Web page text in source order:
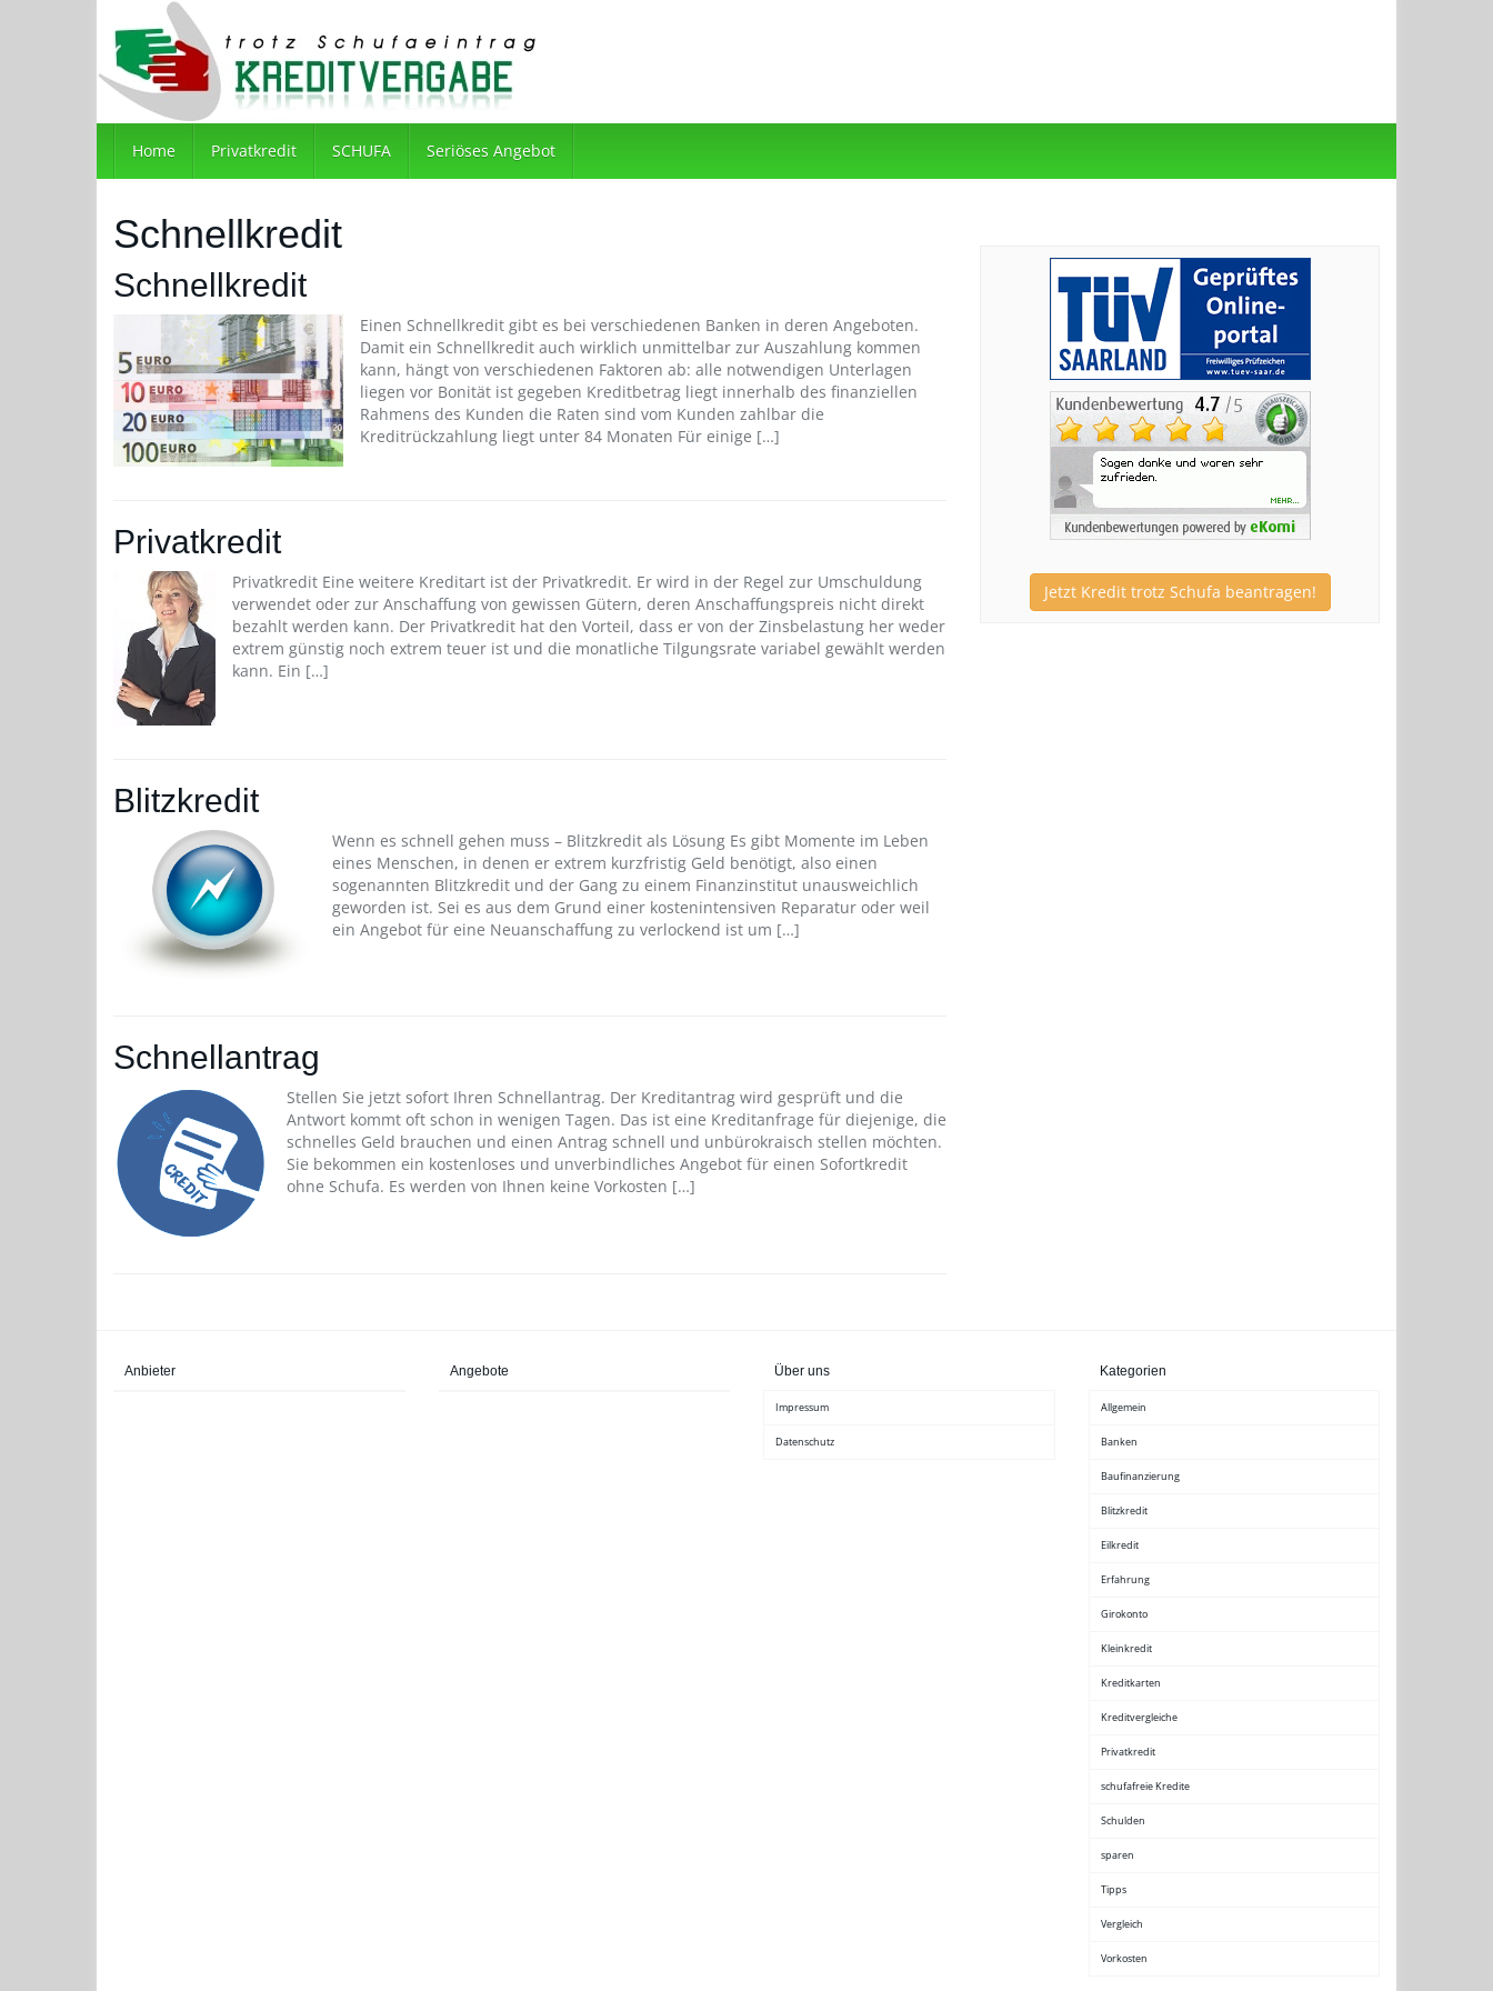
Home Privatkredit SCHUFA Seriöses Angebot
Schnellkredit
Schnellkredit
Einen Schnellkredit gibt es bei verschiedenen Banken in deren Angeboten.
Damit ein Schnellkredit auch wirklich unmittelbar zur Auszahlung kommen
kann, hängt von verschiedenen Faktoren ab: alle notwendigen Unterlagen
liegen vor Bonität ist gegeben Kreditbetrag liegt innerhalb des finanziellen
Rahmens des Kunden die Raten sind vom Kunden zahlbar die
Kreditrückzahlung liegt unter 84 Monaten Für einige […]
Privatkredit
Privatkredit Eine weitere Kreditart ist der Privatkredit. Er wird in der Regel zur Umschuldung
verwendet oder zur Anschaffung von gewissen Gütern, deren Anschaffungspreis nicht direkt
bezahlt werden kann. Der Privatkredit hat den Vorteil, dass er von der Zinsbelastung her weder
extrem günstig noch extrem teuer ist und die monatliche Tilgungsrate variabel gewählt werden
kann. Ein […]
Blitzkredit
Wenn es schnell gehen muss – Blitzkredit als Lösung Es gibt Momente im Leben
eines Menschen, in denen er extrem kurzfristig Geld benötigt, also einen
sogenannten Blitzkredit und der Gang zu einem Finanzinstitut unausweichlich
geworden ist. Sei es aus dem Grund einer kostenintensiven Reparatur oder weil
ein Angebot für eine Neuanschaffung zu verlockend ist um […]
Schnellantrag
Stellen Sie jetzt sofort Ihren Schnellantrag. Der Kreditantrag wird gesprüft und die
Antwort kommt oft schon in wenigen Tagen. Das ist eine Kreditanfrage für diejenige, die
schnelles Geld brauchen und einen Antrag schnell und unbürokraisch stellen möchten.
Sie bekommen ein kostenloses und unverbindliches Angebot für einen Sofortkredit
ohne Schufa. Es werden von Ihnen keine Vorkosten […]
Jetzt Kredit trotz Schufa beantragen!
Anbieter Angebote Über uns
Impressum
Datenschutz
Kategorien
Allgemein
Banken
Baufinanzierung
Blitzkredit
Eilkredit
Erfahrung
Girokonto
Kleinkredit
Kreditkarten
Kreditvergleiche
Privatkredit
schufafreie Kredite
Schulden
sparen
Tipps
Vergleich
Vorkosten